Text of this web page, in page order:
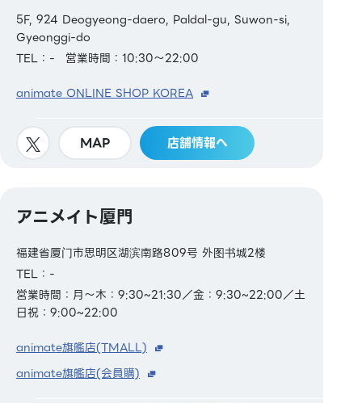
5F, 924 Deogyeong-daero, Paldal-gu, Suwon-si,
Gyeonggi-do
TEL：-
営業時間：10:30～22:00
animate ONLINE SHOP KOREA
MAP 店舗情報へ
アニメイト厦門
福建省厦门市思明区湖滨南路809号 外图书城2楼
TEL：-
営業時間：月～木：9:30~21:30／金：9:30~22:00／土
日祝：9:00~22:00
animate旗艦店(TMALL)
animate旗艦店(会員購)